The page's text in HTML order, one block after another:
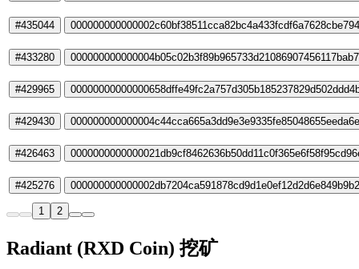
#435044
#433280
#429965
#429430
#426463
#425276
1 2
Radiant (RXD Coin) 挖矿